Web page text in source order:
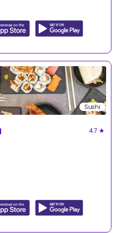
Sushi
4.7 ★